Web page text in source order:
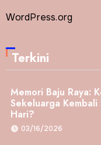
WordPress.org
Terkini
Memori Baju Raya:
Sekeluarga
Hari?
03/16/2026